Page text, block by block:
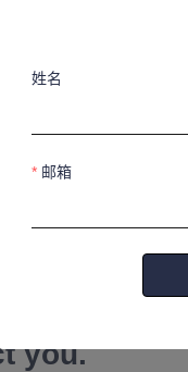
and
you.
姓名
邮箱